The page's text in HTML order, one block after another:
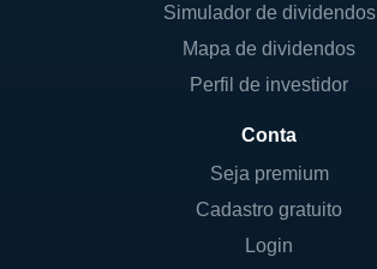
Simulador de dividendos
Mapa de dividendos
Perfil de investidor
Conta
Seja premium
Cadastro gratuito
Login